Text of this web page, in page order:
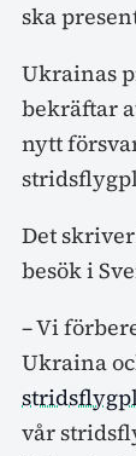
ska
Ukrainas
bekräftar
nytt
Det
besök i
– Vi
Ukraina
vår